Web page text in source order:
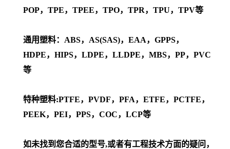
POP，TPE，TPEE，TPO，TPR，TPU，TPV等
通用塑料：ABS，AS(SAS)，EAA，GPPS，
HDPE，HIPS，LDPE，LLDPE，MBS，PP，PVC
等
特种塑料:PTFE，PVDF，PFA，ETFE，PCTFE，
PEEK，PEI，PPS，COC，LCP等
如未找到您合适的型号,或者有工程技术方面的疑问，